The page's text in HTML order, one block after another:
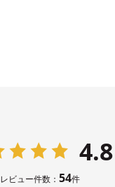
4.8
レビュー件数： 54件